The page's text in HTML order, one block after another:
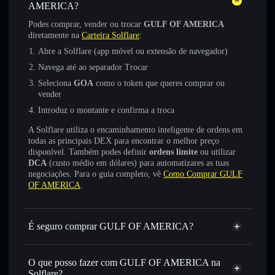
AMERICA?
Podes comprar, vender ou trocar GULF OF AMERICA
diretamente na Carteira Solflare:
Abre a Solflare (app móvel ou extensão de navegador)
Navega até ao separador Trocar
Seleciona GOA como o token que queres comprar ou
vender
Introduz o montante e confirma a troca
A Solflare utiliza o encaminhamento inteligente de ordens em
todas as principais DEX para encontrar o melhor preço
disponível. Também podes definir ordens limite ou utilizar
DCA (custo médio em dólares) para automatizares as tuas
negociações. Para o guia completo, vê Como Comprar GULF
OF AMERICA.
É seguro comprar GULF OF AMERICA?
GULF OF AMERICA não está verificado
O que posso fazer com GULF OF AMERICA na